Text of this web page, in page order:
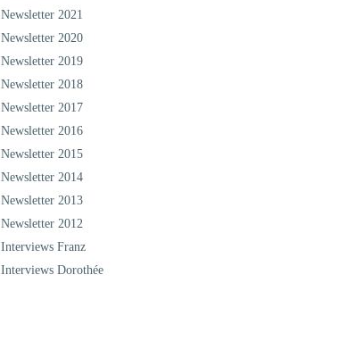
Newsletter 2021
Newsletter 2020
Newsletter 2019
Newsletter 2018
Newsletter 2017
Newsletter 2016
Newsletter 2015
Newsletter 2014
Newsletter 2013
Newsletter 2012
Interviews Franz
Interviews Dorothée